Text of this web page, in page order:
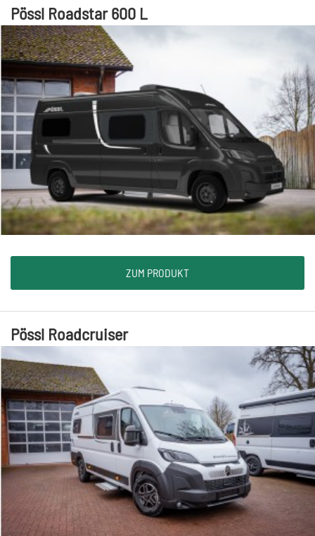
Pössl Roadstar 600 L
ZUM PRODUKT
Pössl Roadcruiser